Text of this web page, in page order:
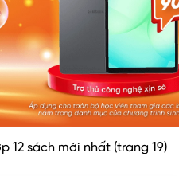
12 sách mới nhất (trang 19)